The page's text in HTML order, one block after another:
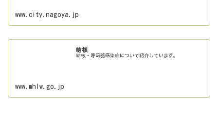
www.city.nagoya.jp
結核
結核・呼吸器感染症について紹介しています。
www.mhlw.go.jp